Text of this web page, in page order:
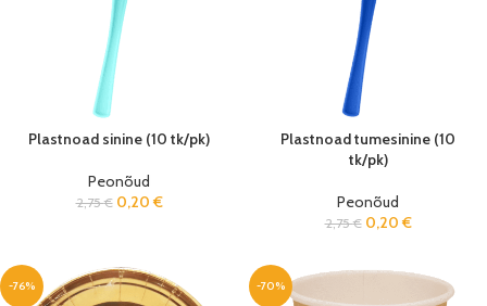
Plastnoad sinine (10 tk/pk)
Peonõud
2,75€ 0,20 €
Plastnoad tumesinine (10
tk/pk)
Peonõud
2,75€ 0,20 €
-76% -70%